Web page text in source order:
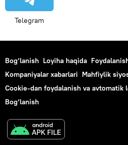
Telegram
Bog‘lanish Loyiha haqida
Kompaniyalar xabarlari Mahfiylik
Cookie-dan foydalanish va avtomatik
Bog‘lanish